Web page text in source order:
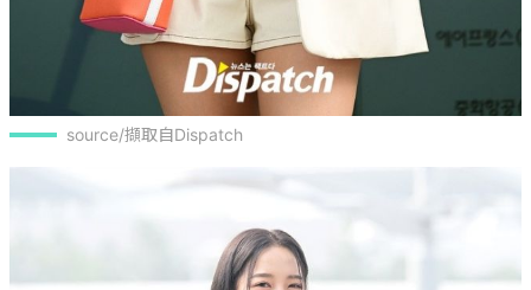
source/擷取自Dispatch